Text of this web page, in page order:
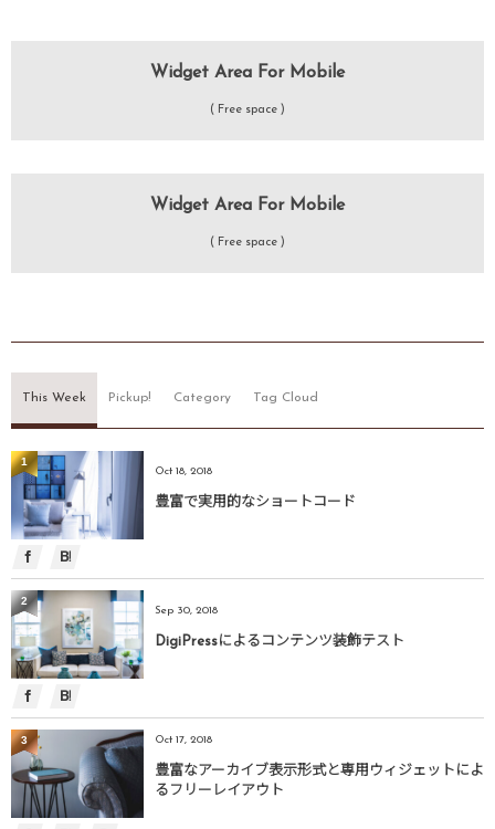
duration=3]
[/countup]
Widget Area For Mobile
( Free space )
Widget Area For Mobile
( Free space )
This Week Pickup! Category Tag Cloud
Oct 18, 2018
豊富で実用的なショートコード
1
Sep 30, 2018
DigiPressによるコンテンツ装飾テスト
2
Oct 17, 2018
豊富なアーカイブ表示形式と専用ウィジェットによ
るフリーレイアウト
3